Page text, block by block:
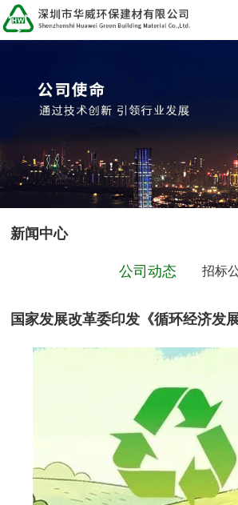
新闻中心
公司动态 招标
国家发展改革委印发《循环经济发